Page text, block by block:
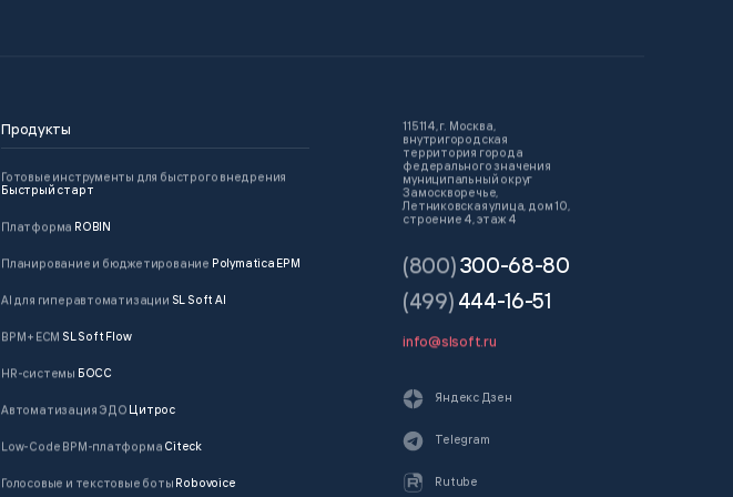
Продукты
Готовые инструменты для быстрого внедрения
Быстрый старт
Платформа ROBIN
Планирование и бюджетирование Polymatica EPM
AI для гиперавтоматизации SL Soft AI
BPM + ECM SL Soft Flow
HR-системы БОСС
Автоматизация ЭДО Цитрос
Low-Code BPM-платформа Citeck
Голосовые и текстовые боты Robovoice
115114, г. Москва,
внутригородская
территория города
федерального значения
муниципальный округ
Замоскворечье,
Летниковская улица, дом 10,
строение 4, этаж 4
(800)300-68-80
(499) 444-16-51
info@slsoft.ru
Яндекс Дзен
Telegram
Rutube